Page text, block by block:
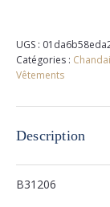
UGS :
Catégories :
Vêtements
Description
B31206